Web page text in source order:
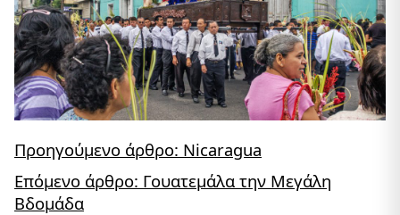
Προηγούμενο άρθρο: Nicaragua
Επόμενο άρθρο: Γουατεμάλα την Μεγάλη
Βδομάδα